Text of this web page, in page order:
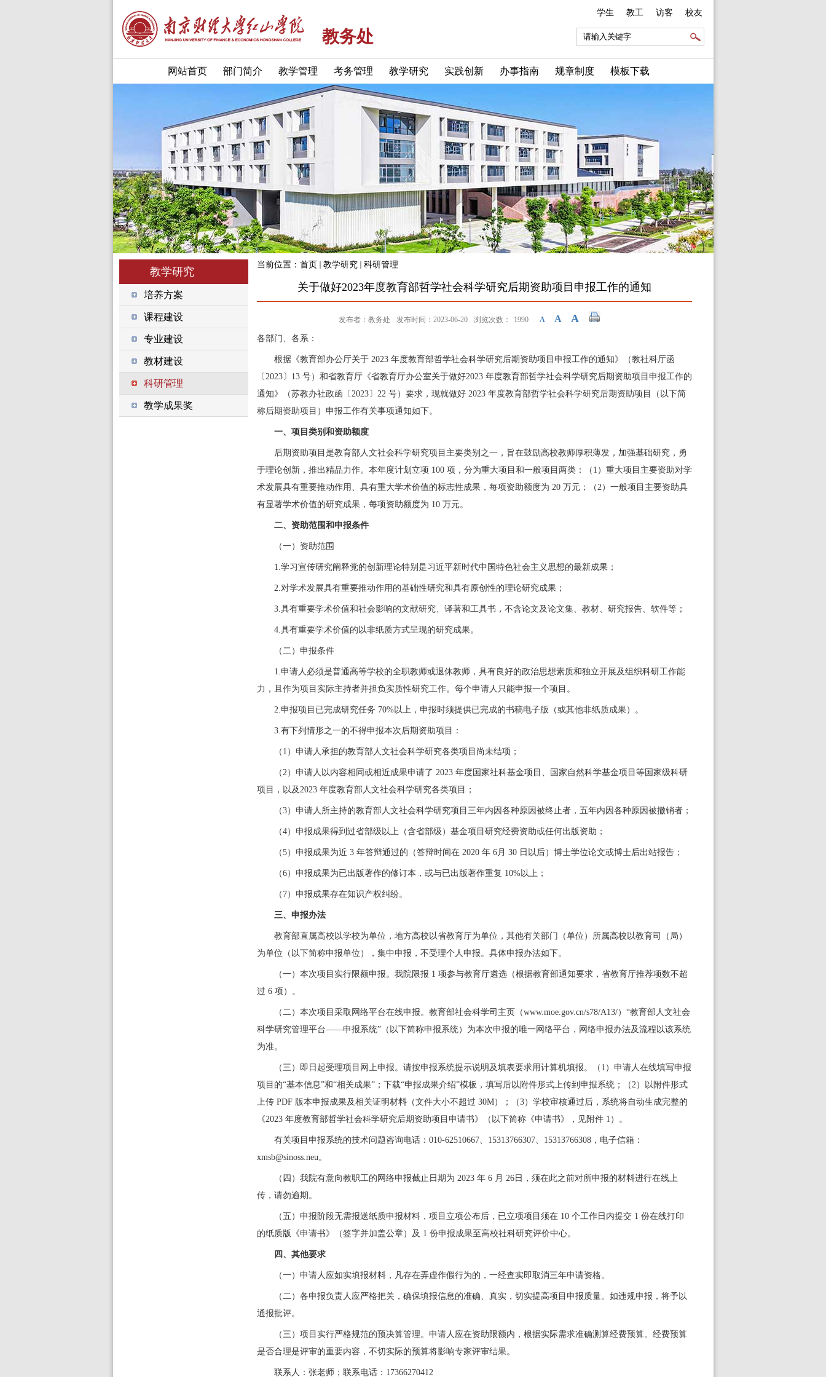
教务处
学生 教工 访客 校友
网站首页 部门简介 教学管理 考务管理 教学研究 实践创新 办事指南 规章制度 模板下载
教学研究
培养方案
课程建设
专业建设
教材建设
科研管理
教学成果奖
当前位置： 首页 教学研究 科研管理
关于做好2023年度教育部哲学社会科学研究后期资助项目申报工作的通知
发布者：教务处 发布时间：2023-06-20 浏览次数： 1990 A A A
各部门、各系：
根据《教育部办公厅关于 2023 年度教育部哲学社会科学研究后期资助项目申报工作的通知》（教社科厅函
〔 2023〕 13 号） 和省教育厅《省教育厅办公室关于做好2023 年度教育部哲学社会科学研究后期资助项目申报工作的
通知》（苏教办社政函〔 2023〕 22 号） 要求，现就做好 2023 年度教育部哲学社会科学研究后期资助项目（以下简
称后期资助项目）申报工作有关事项通知如下。
一、项目类别和资助额度
后期资助项目是教育部人文社会科学研究项目主要类别之一，旨在鼓励高校教师厚积薄发，加强基础研究，勇
于理论创新，推出精品力作。本年度计划立项 100 项，分为重大项目和一般项目两类：（ 1 ）重大项目主要资助对学
术发展具有重要推动作用、具有重大学术价值的标志性成果，每项资助额度为 20 万元；（2）一般项目主要资助具
有显著学术价值的研究成果，每项资助额度为 10 万元。
二、 资助范围和申报条件
（一）资助范围
1.学习宣传研究阐释党的创新理论特别是习近平新时代中国特色社会主义思想的最新成果；
2.对学术发展具有重要推动作用的基础性研究和具有原创性的理论研究成果；
3.具有重要学术价值和社会影响的文献研究、译著和工具书，不含论文及论文集、教材、研究报告、软件等；
4.具有重要学术价值的以非纸质方式呈现的研究成果。
（二）申报条件
1.申请人必须是普通高等学校的全职教师或退休教师，具有良好的政治思想素质和独立开展及组织科研工作能
力，且作为项目实际主持者并担负实质性研究工作。每个申请人只能申报一个项目。
2.申报项目已完成研究任务 70%以上，申报时须提供已完成的书稿电子版（或其他非纸质成果）。
3.有下列情形之一的不得申报本次后期资助项目：
（1 ）申请人承担的教育部人文社会科学研究各类项目尚未结项；
（2）申请人以内容相同或相近成果申请了 2023 年度国家社科基金项目、国家自然科学基金项目等国家级科研
项目，以及2023 年度教育部人文社会科学研究各类项目；
（3）申请人所主持的教育部人文社会科学研究项目三年内因各种原因被终止者，五年内因各种原因被撤销者；
（4）申报成果得到过省部级以上（含省部级）基金项目研究经费资助或任何出版资助；
（5）申报成果为近 3 年答辩通过的（答辩时间在 2020 年 6月 30 日以后）博士学位论文或博士后出站报告；
（6）申报成果为已出版著作的修订本，或与已出版著作重复 10%以上；
（7）申报成果存在知识产权纠纷。
三、申报办法
教育部直属高校以学校为单位，地方高校以省教育厅为单位，其他有关部门（单位）所属高校以教育司（局）
为单位（以下简称申报单位），集中申报，不受理个人申报。具体申报办法如下。
（一） 本次项目实行限额申报。我院限报 1 项参与教育厅遴选（根据教育部通知要求，省教育厅推荐项数不超
过 6 项） 。
（二）本次项目采取网络平台在线申报。教育部社会科学司主页（www.moe.gov.cn/s78/A13/） “教育部人文社会
科学研究管理平台——申报系统”（以下简称申报系统）为本次申报的唯一网络平台，网络申报办法及流程以该系统
为准。
（三）即日起受理项目网上申报。请按申报系统提示说明及填表要求用计算机填报。（1 ）申请人在线填写申报
项目的“基本信息”和“相关成果”；下载“申报成果介绍”模板，填写后以附件形式上传到申报系统；（2）以附件形式
上传 PDF 版本申报成果及相关证明材料（文件大小不超过 30M）；（3）学校审核通过后，系统将自动生成完整的
《2023 年度教育部哲学社会科学研究后期资助项目申请书》（以下简称《申请书》，见附件 1 ）。
有关项目申报系统的技术问题咨询电话：010-62510667、 15313766307、 15313766308，电子信箱：
xmsb@sinoss.neu。
（ 四 ）我院有意向教职工的网络申报截止日期为 2023 年 6 月 26日，须在此之前对所申报的材料进行在线上
传， 请勿逾期。
（五）申报阶段无需报送纸质申报材料，项目立项公布后，已立项项目须在 10 个工作日内提交 1 份在线打印
的纸质版《申请书》（签字并加盖公章）及 1 份申报成果至高校社科研究评价中心。
四、其他要求
（一）申请人应如实填报材料，凡存在弄虚作假行为的，一经查实即取消三年申请资格。
（二）各申报负责人 应严格把关，确保填报信息的准确、真实，切实提高项目申报质量。如违规申报，将予以
通报批评。
（三）项目实行严格规范的预决算管理。申请人应在资助限额内，根据实际需求准确测算经费预算。经费预算
是否合理是评审的重要内容，不切实际的预算将影响专家评审结果。
联系人：张老师；联系电话： 17366270412